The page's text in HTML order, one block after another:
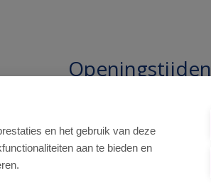
Openingstijden
en het gebruik van deze
aan te bieden en